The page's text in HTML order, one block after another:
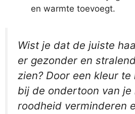
en warmte toevoegt.
Wist je dat de juiste
er gezonder en
zien? Door een kleur
bij de ondertoon van je
roodheid verminderen